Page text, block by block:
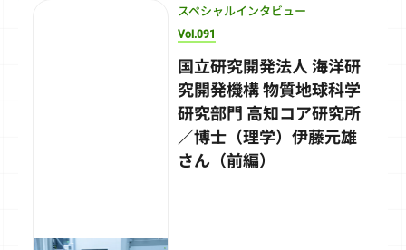
スペシャルインタビュー
Vol.091
国立研究開発法人 海洋研
究開発機構 物質地球科学
研究部門 高知コア研究所
／博士（理学）伊藤元雄
さん（前編）